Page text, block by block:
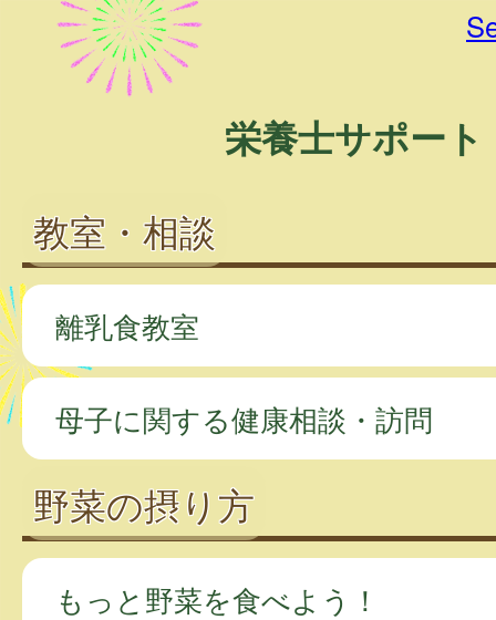
栄養士サポート
教室・相談
離乳食教室
母子に関する健康相談・訪問
野菜の摂り方
もっと野菜を食べよう！